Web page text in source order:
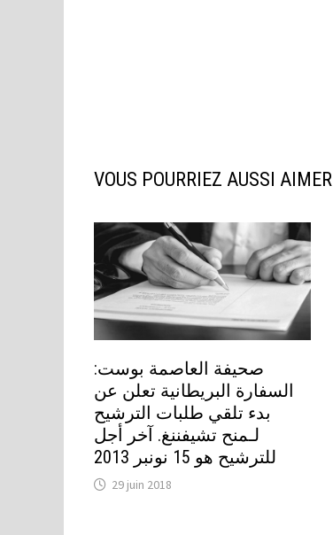
VOUS POURRIEZ AUSSI AIMER
صحيفة العاصمة بوست:
السفارة البريطانية تعلن عن
بدء تلقي طلبات الترشيح
لـمنح تشيفننغ. آخر أجل
للترشيح هو 15 نونبر 2013
29 juin 2018